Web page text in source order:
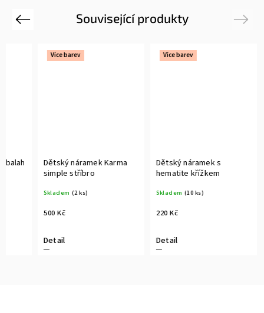
Související produkty
Previous
Více barev
Dětský náramek Karma
simple stříbro
Skladem (2 ks)
500 Kč
Detail
Více barev
Dětský náramek s
hematite křížkem
Skladem (10 ks)
220 Kč
Detail
Next